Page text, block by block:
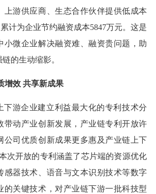
上游供应商、生态合作伙伴提供低成本
计为企业节约融资成本5847万元。这是
小微企业解决融资难、融资贵问题，助
的生动缩影。
增效 共享新成果
下游企业建立利益最大化的专利技术分
带动产业创新发展，产业链专利开放许
公司优质创新成果更多惠及产业链上下
次开放的专利涵盖了芯片端的资源优化
感器技术、语音与文本识别技术等数字
的关键技术，对产业链下游一批科技型